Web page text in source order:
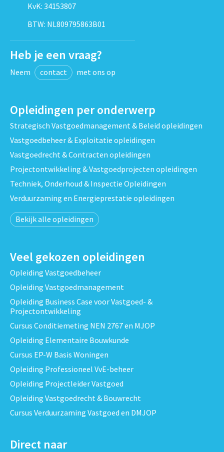
KvK: 34153807
BTW: NL809795863B01
Heb je een vraag?
Neem contact met ons op
Opleidingen per onderwerp
Strategisch Vastgoedmanagement & Beleid opleidingen
Vastgoedbeheer & Exploitatie opleidingen
Vastgoedrecht & Contracten opleidingen
Projectontwikkeling & Vastgoedprojecten opleidingen
Techniek, Onderhoud & Inspectie Opleidingen
Verduurzaming en Energieprestatie opleidingen
Bekijk alle opleidingen
Veel gekozen opleidingen
Opleiding Vastgoedbeheer
Opleiding Vastgoedmanagement
Opleiding Business Case voor Vastgoed- &
Projectontwikkeling
Cursus Conditiemeting NEN 2767 en MJOP
Opleiding Elementaire Bouwkunde
Cursus EP-W Basis Woningen
Opleiding Professioneel VvE-beheer
Opleiding Projectleider Vastgoed
Opleiding Vastgoedrecht & Bouwrecht
Cursus Verduurzaming Vastgoed en DMJOP
Direct naar